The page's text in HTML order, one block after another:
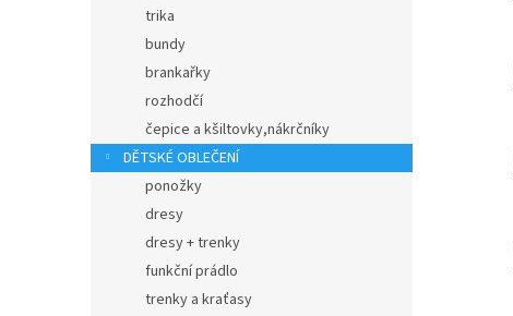
trika
bundy
brankařky
rozhodčí
čepice a kšiltovky,nákrčníky
DĚTSKÉ OBLEČENÍ
ponožky
dresy
dresy + trenky
funkční prádlo
trenky a kraťasy